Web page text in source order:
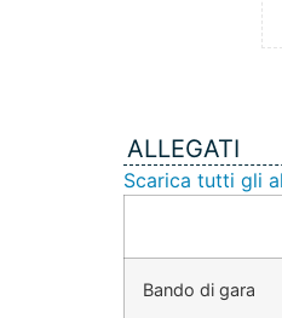
ALLEGATI
Scarica tutti gli
Bando di gara